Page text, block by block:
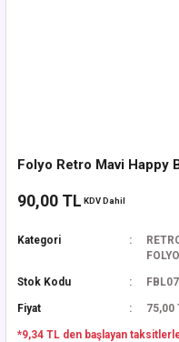
Folyo Retro Mavi Happy
90,00 TL KDV Dahil
Kategori
Stok Kodu
Fiyat 75,00
*9,34 TL den başlayan